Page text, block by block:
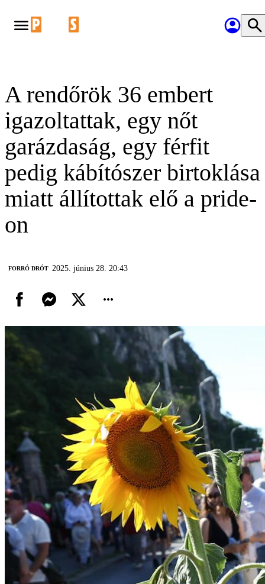
A rendőrök 36 embert
igazoltattak, egy nőt
garázdaság, egy férfit
pedig kábítószer birtoklása
miatt állítottak elő a pride-
on
FORRÓ DRÓT 2025. június 28. 20:43